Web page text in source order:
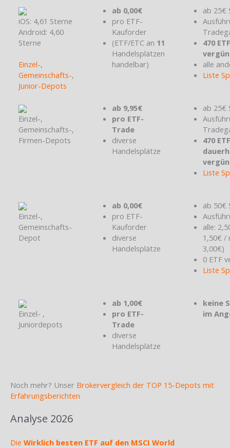
iOS: 4,61 Sterne
Android: 4,60
Sterne
Einzel-,
Gemeinschafts-,
Junior-Depots
ab 0,00€
pro ETF-
Kauforder
(ETF/ETC an 11
Handelsplätzen
handelbar)
ab 25€
470
alle
Liste
Einzel-,
Gemeinschafts-,
Firmen-Depots
ab 9,95€
pro ETF-
Trade
diverse
Handelsplätze
ab 25€
470
Liste
Einzel-,
Gemeinschafts-
Depot
ab 0,00€
pro ETF-
Kauforder
diverse
Handelsplätze
ab 50€
alle:
1,50€ /
3,00€)
0 ETF
Liste
Einzel- ,
Juniordepots
ab 1,00€
pro ETF-
Trade
diverse
Handelsplätze
keine
im
Noch mehr? Unser Brokervergleich der TOP 15-Depots mit
Erfahrungsberichten
Analyse 2026
Die Wirklich besten ETF auf den MSCI World